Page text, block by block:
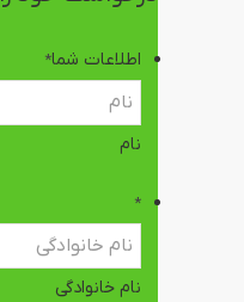
اطلاعات شما*
نام
*
نام خانوادگی